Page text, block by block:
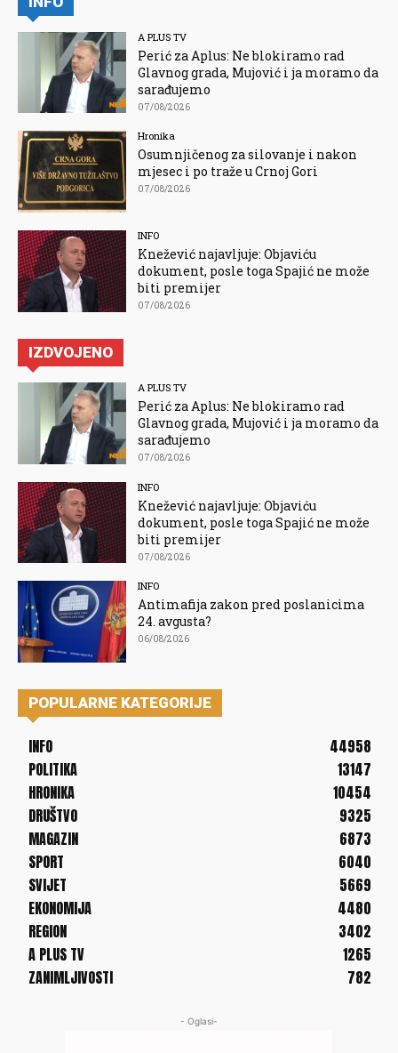
A PLUS TV
Perić za Aplus: Ne blokiramo rad
Glavnog grada, Mujović i ja moramo da
sarađujemo
07/08/2026
Hronika
Osumnjičenog za silovanje i nakon
mjesec i po traže u Crnoj Gori
07/08/2026
INFO
Knežević najavljuje: Objaviću
dokument, posle toga Spajić ne može
biti premijer
07/08/2026
IZDVOJENO
A PLUS TV
Perić za Aplus: Ne blokiramo rad
Glavnog grada, Mujović i ja moramo da
sarađujemo
07/08/2026
INFO
Knežević najavljuje: Objaviću
dokument, posle toga Spajić ne može
biti premijer
07/08/2026
INFO
Antimafija zakon pred poslanicima
24. avgusta?
06/08/2026
POPULARNE KATEGORIJE
INFO
44958
POLITIKA
13147
HRONIKA
10454
DRUŠTVO
9325
MAGAZIN
6873
SPORT
6040
SVIJET
5669
EKONOMIJA
4480
REGION
3402
A PLUS TV
1265
ZANIMLJIVOSTI
782
- Oglasi-